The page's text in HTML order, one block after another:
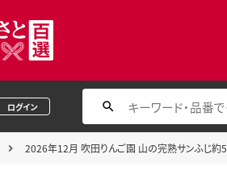
ログイン
2026年12月 吹田りんご園 山の完熟サンふじ約